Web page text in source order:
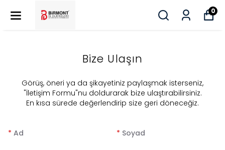
0
Bize Ulaşın
​Görüş, öneri ya da şikayetiniz paylaşmak isterseniz,
"İletişim Formu"nu doldurarak bize ulaştırabilirsiniz.
En kısa sürede değerlendirip size geri döneceğiz.
* Ad * Soyad